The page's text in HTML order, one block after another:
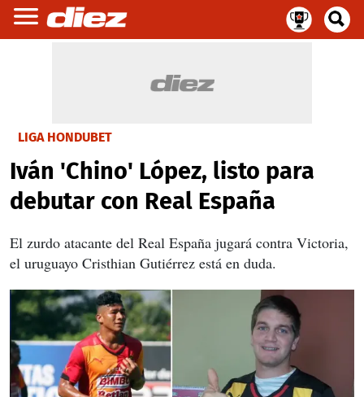
LIGA HONDUBET
Iván 'Chino' López, listo para
debutar con Real España
El zurdo atacante del Real España jugará contra Victoria,
el uruguayo Cristhian Gutiérrez está en duda.